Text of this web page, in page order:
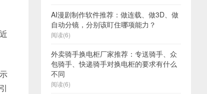
AI漫剧制作软件推荐：做连载、做3D、做
自动分镜，分别该盯住哪项能力？
阅读(6)
外卖骑手换电柜厂家推荐：专送骑手、众
包骑手、快递骑手对换电柜的要求有什么
不同
阅读(6)